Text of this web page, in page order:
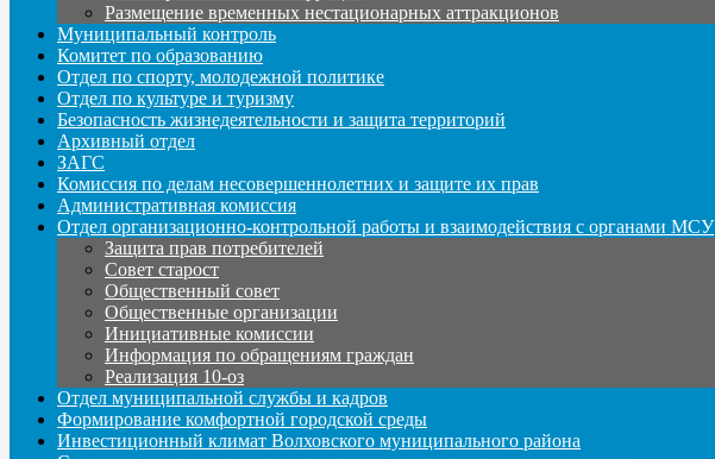
Размещение временных нестационарных аттракционов
Муниципальный контроль
Комитет по образованию
Отдел по спорту, молодежной политике
Отдел по культуре и туризму
Безопасность жизнедеятельности и защита территорий
Архивный отдел
ЗАГС
Комиссия по делам несовершеннолетних и защите их прав
Административная комиссия
Отдел организационно-контрольной работы и взаимодействия с органами МСУ
Защита прав потребителей
Совет старост
Общественный совет
Общественные организации
Инициативные комиссии
Информация по обращениям граждан
Реализация 10-оз
Отдел муниципальной службы и кадров
Формирование комфортной городской среды
Инвестиционный климат Волховского муниципального района